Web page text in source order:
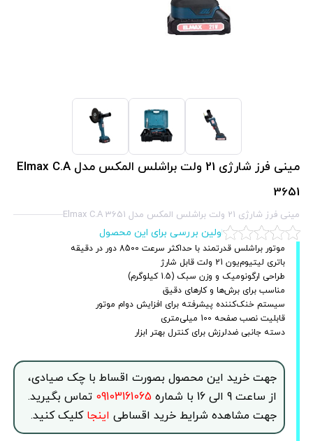
مینی فرز شارژی 21 ولت براشلس المکس مدل Elmax C.A
3651
مینی فرز شارژی 21 ولت براشلس المکس مدل Elmax C.A 3651
اولین بررسی برای این محصول
موتور براشلس قدرتمند با حداکثر سرعت 8500 دور در دقیقه
باتری لیتیوم‌یون 21 ولت قابل شارژ
طراحی ارگونومیک و وزن سبک (1.5 کیلوگرم)
مناسب برای برش‌ها و کارهای دقیق
سیستم خنک‌کننده پیشرفته برای افزایش دوام موتور
قابلیت نصب صفحه 100 میلی‌متری
دسته جانبی ضدلرزش برای کنترل بهتر ابزار
جهت خرید این محصول بصورت اقساط با چک صیادی،
از ساعت 9 الی 16 با شماره
09103161065 تماس بگیرید.
جهت مشاهده شرایط خرید اقساطی اینجاکلیک کنید.